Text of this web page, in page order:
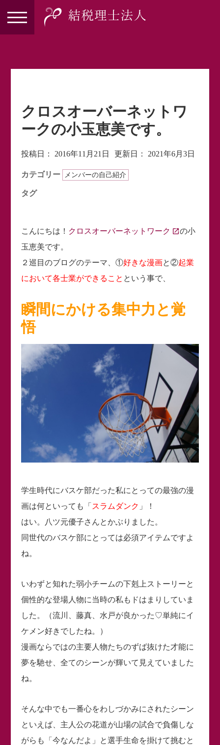
クロスオーバーネットワ
ークの小玉恵美です。
投稿日： 2016年11月21日 更新日： 2021年6月3日
カテゴリー メンバーの自己紹介
タグ
こんにちは！ クロスオーバーネットワーク
の小
玉恵美です。
２巡目のブログのテーマ、①好きな漫画と②起業
において各士業ができること という事で、
瞬間にかける集中力と覚
悟
学生時代にバスケ部だった私にとっての最強の漫
画は何といっても「 スラムダンク 」！
はい。八ツ元優子さんとかぶりました。
同世代のバスケ部にとっては必須アイテムですよ
ね。
いわずと知れた弱小チームの下剋上ストーリーと
個性的な登場人物に当時の私もドはまりしていま
した。（流川、藤真、水戸が良かった♡単純にイ
ケメン好きでしたね。）
漫画ならではの主要人物たちのずば抜けた才能に
夢を馳せ、全てのシーンが輝いて見えていました
ね。
そんな中でも一番心をわしづかみにされたシーン
といえば、主人公の花道が山場の試合で負傷しな
がらも「今なんだよ」と選手生命を掛けて挑むと